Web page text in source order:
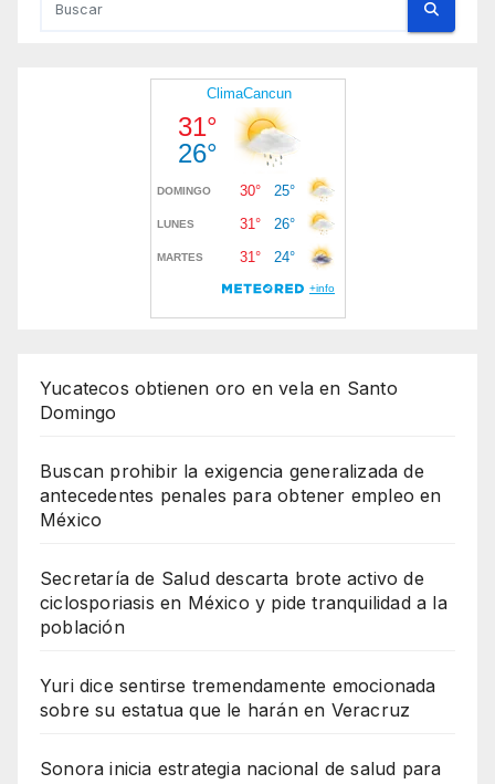
Yucatecos obtienen oro en vela en Santo
Domingo
Buscan prohibir la exigencia generalizada de
antecedentes penales para obtener empleo en
México
Secretaría de Salud descarta brote activo de
ciclosporiasis en México y pide tranquilidad a la
población
Yuri dice sentirse tremendamente emocionada
sobre su estatua que le harán en Veracruz
Sonora inicia estrategia nacional de salud para